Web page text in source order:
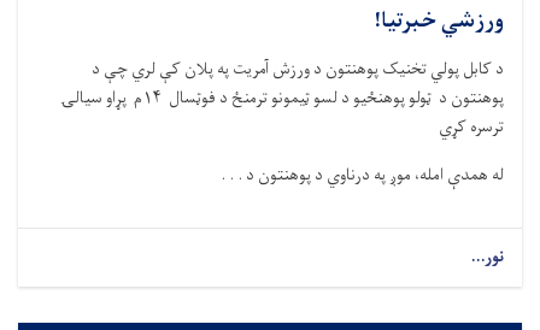
ورزشي خبرتیا!
د کابل پولي تخنیک پوهنتون د ورزش آمریت په پلان کې لري چې د
پوهنتون د ټولو پوهنځیو د لسو ټیمونو ترمنځ د فوټسال ۱۴م پړاو سیالۍ
ترسره کړي
له همدې امله، موږ په درناوي د پوهنتون د . . .
نور...